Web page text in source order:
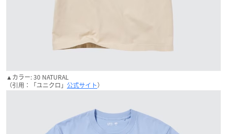
▲カラー: 30 NATURAL
（引用：「ユニクロ」 公式サイト）